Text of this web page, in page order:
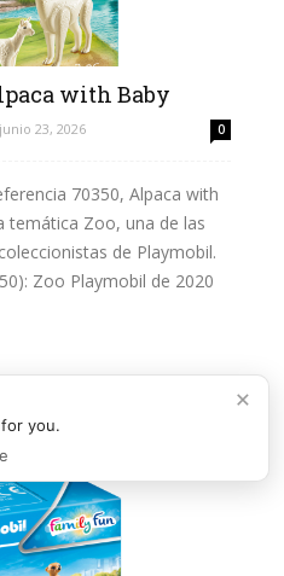
with Baby
junio 23, 2026 0
70350, Alpaca with
temática Zoo, una de las
de Playmobil.
Zoo Playmobil de 2020
×
you.